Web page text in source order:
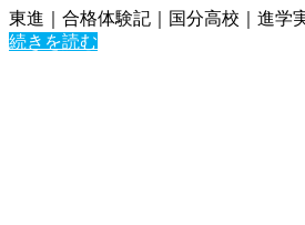
東進｜合格体験記｜国分高校｜進学
続きを読む